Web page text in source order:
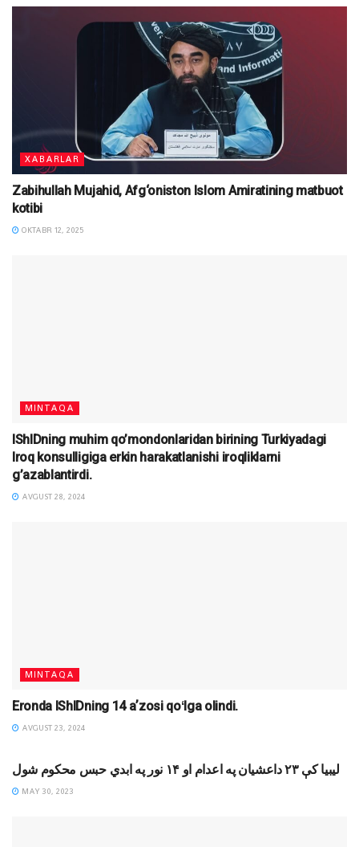
XABARLAR
Zabihullah Mujahid, Afg‘oniston Islom Amiratining matbuot
kotibi
OKTABR 12, 2025
MINTAQA
IShIDning muhim qo’mondonlaridan birining Turkiyadagi
Iroq konsulligiga erkin harakatlanishi iroqliklarni
g’azablantirdi.
AVGUST 28, 2024
MINTAQA
Eronda IShIDning 14 aʼzosi qoʻlga olindi.
AVGUST 23, 2024
لیبیا کې ۲۳ داعشیان په اعدام او ۱۴ نور په ابدي حبس محکوم شول
MAY 30, 2023